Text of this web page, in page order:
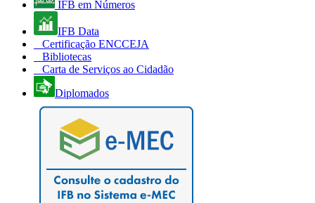
IFB em Números
IFB Data
Certificação ENCCEJA
Bibliotecas
Carta de Serviços ao Cidadão
Diplomados